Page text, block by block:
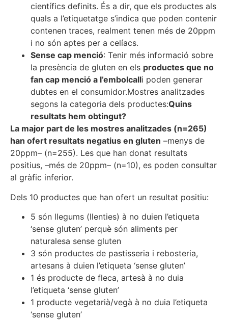
científics definits. És a dir, que els productes als
quals a l’etiquetatge s’indica que poden contenir
contenen traces, realment tenen més de 20ppm
i no són aptes per a celíacs.
Sense cap menció: Tenir més informació sobre
la presència de gluten en els productes que no
fan cap menció a l’embolcalli poden generar
dubtes en el consumidor.Mostres analitzades
segons la categoria dels productes:Quins
resultats hem obtingut?
La major part de les mostres analitzades (n=265)
han ofert resultats negatius en gluten –menys de
20ppm– (n=255). Les que han donat resultats
positius, –més de 20ppm– (n=10), es poden consultar
al gràfic inferior.
Dels 10 productes que han ofert un resultat positiu:
5 són llegums (llenties) à no duien l’etiqueta
‘sense gluten’ perquè són aliments per
naturalesa sense gluten
3 són productes de pastisseria i rebosteria,
artesans à duien l’etiqueta ‘sense gluten’
1 és producte de fleca, artesà à no duia
l’etiqueta ‘sense gluten’
1 producte vegetarià/vegà à no duia l’etiqueta
‘sense gluten’